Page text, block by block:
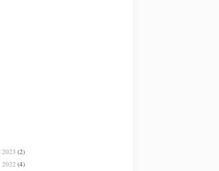
2023 (2)
2022 (4)